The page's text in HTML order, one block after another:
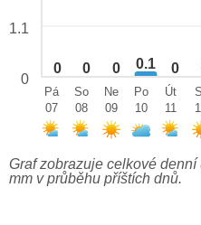
0 0 0 0.1 0
1.1
0
Pá
07
So
08
Ne
09
Po
10
Út
11
Graf zobrazuje celkové
mm v průběhu příštích dnů.